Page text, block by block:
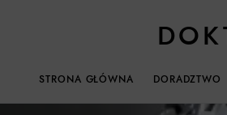
STRONA GŁÓWNA DORADZTWO